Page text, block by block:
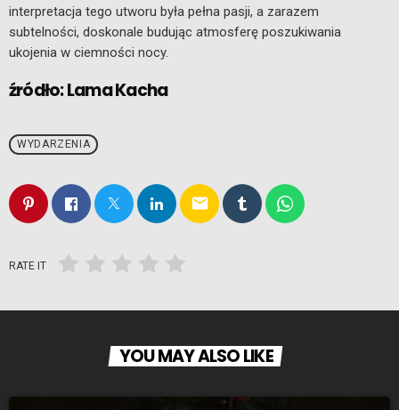
interpretacja tego utworu była pełna pasji, a zarazem
subtelności, doskonale budując atmosferę poszukiwania
ukojenia w ciemności nocy.
źródło: Lama Kacha
WYDARZENIA
email
RATE IT
YOU MAY ALSO LIKE